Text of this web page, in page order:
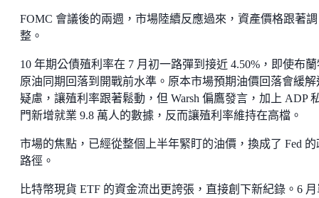
FOMC 會議後的兩週，市場陸續反應過來，資產價格跟著調
整。
10 年期公債殖利率在 7 月初一路彈到接近 4.50%，即使布
原油同期回落到開戰前水準。原本市場預期油價回落會緩解
疑慮，讓殖利率跟著鬆動，但 Warsh 偏鷹發言，加上 ADP
門新增就業 9.8 萬人的數據，反而讓殖利率維持在高檔。
市場的焦點，已經從整個上半年緊盯的油價，換成了 Fed 的
路徑。
比特幣現貨 ETF 的資金流出更誇張，直接創下新紀錄。6 月